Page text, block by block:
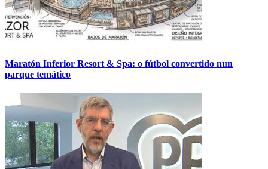
Maratón Inferior Resort & Spa: o fútbol convertido nun
parque temático